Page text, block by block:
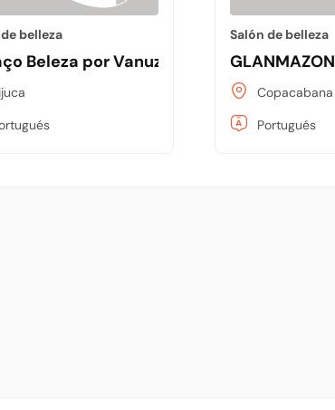
belleza
Beleza por Vanuza Moreira.
Salón de belleza
GLANMAZON
Copacabana
Portugués